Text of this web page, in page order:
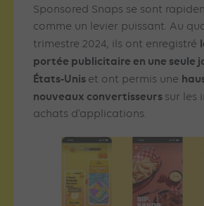
Sponsored Snaps se sont
comme un levier puissant. Au
trimestre 2024, ils ont enregistré
portée publicitaire en une seule
États-Unis et ont permis une
nouveaux convertisseurs sur les
achats d’applications.